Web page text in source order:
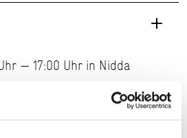
— 17:00 Uhr in Nidda